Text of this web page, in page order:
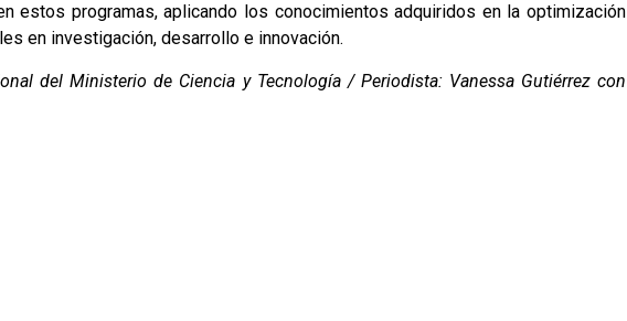
estos programas, aplicando los conocimientos adquiridos en la optimización
en investigación, desarrollo e innovación.
del Ministerio de Ciencia y Tecnología / Periodista: Vanessa Gutiérrez con